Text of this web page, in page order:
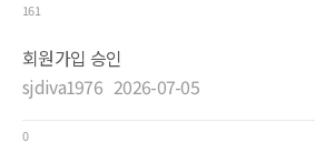
161
회원가입 승인
sjdiva1976 2026-07-05
0